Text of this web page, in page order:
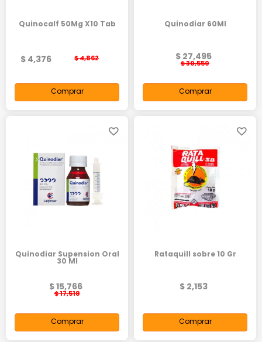
Quinocalf 50Mg X10 Tab
$ 4,376 $ 4,862
Comprar
Quinodiar 60Ml
$ 27,495
$ 30,550
Comprar
Quinodiar Supension Oral
30 Ml
$ 15,766
$ 17,518
Comprar
Rataquill sobre 10 Gr
$ 2,153
Comprar